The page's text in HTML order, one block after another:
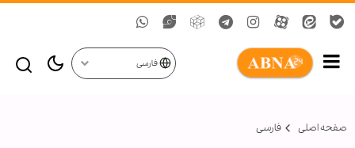
فارسی
صفحه اصلی فارسی